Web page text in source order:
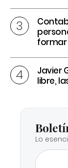
Javier
libre,
Lo